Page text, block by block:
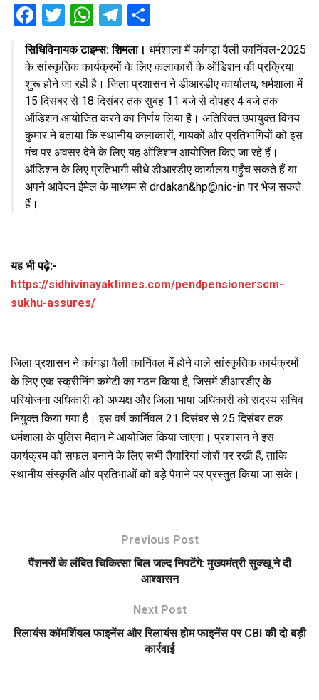
F
a
ce
b
o
o
k
T
tt
er
W
at
s
A
p
p
T
e
gr
a
m
h
ar
e
सिधिविनायक टाइम्स: शिमला। धर्मशाला में कांगड़ा वैली कार्निवल-2025
के सांस्कृतिक कार्यक्रमों के लिए कलाकारों के ऑडिशन की प्रक्रिया
शुरू होने जा रही है। जिला प्रशासन ने डीआरडीए कार्यालय, धर्मशाला में
15 दिसंबर से 18 दिसंबर तक सुबह 11 बजे से दोपहर 4 बजे तक
ऑडिशन आयोजित करने का निर्णय लिया है। अतिरिक्त उपायुक्त विनय
कुमार ने बताया कि स्थानीय कलाकारों, गायकों और प्रतिभागियों को इस
मंच पर अवसर देने के लिए यह ऑडिशन आयोजित किए जा रहे हैं।
ऑडिशन के लिए प्रतिभागी सीधे डीआरडीए कार्यालय पहुँच सकते हैं या
अपने आवेदन ईमेल के माध्यम से drdakan&hp@nic-in पर भेज सकते
हैं।
यह भी पढ़े:-
https://sidhivinayaktimes.com/pendpensionerscm-
sukhu-assures/
जिला प्रशासन ने कांगड़ा वैली कार्निवल में होने वाले सांस्कृतिक कार्यक्रमों
के लिए एक स्क्रीनिंग कमेटी का गठन किया है, जिसमें डीआरडीए के
परियोजना अधिकारी को अध्यक्ष और जिला भाषा अधिकारी को सदस्य सचिव
नियुक्त किया गया है। इस वर्ष कार्निवल 21 दिसंबर से 25 दिसंबर तक
धर्मशाला के पुलिस मैदान में आयोजित किया जाएगा। प्रशासन ने इस
कार्यक्रम को सफल बनाने के लिए सभी तैयारियां जोरों पर रखी हैं, ताकि
स्थानीय संस्कृति और प्रतिभाओं को बड़े पैमाने पर प्रस्तुत किया जा सके।
Previous Post
पैंशनरों के लंबित चिकित्सा बिल जल्द निपटेंगे: मुख्यमंत्री सुक्खू ने दी
आश्वासन
Next Post
रिलायंस कॉमर्शियल फाइनेंस और रिलायंस होम फाइनेंस पर CBI की दो बड़ी
कार्रवाई